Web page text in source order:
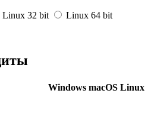
Linux 32 bit Linux 64 bit
Windows macOS Linux